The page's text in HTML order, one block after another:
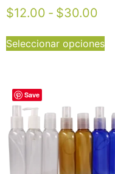
$12.00 - $30.00
Seleccionar opciones
Save